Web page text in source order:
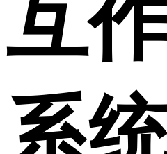
互
系